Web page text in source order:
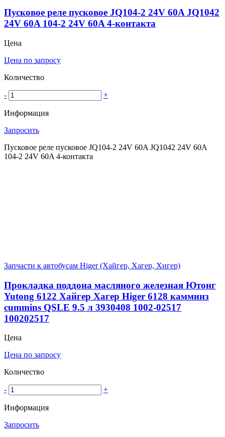
Пусковое реле пусковое JQ104-2 24V 60A JQ1042
24V 60A 104-2 24V 60A 4-контакта
Цена
Цена по запросу
Количество
- +
Информация
Запросить
Пусковое реле пусковое JQ104-2 24V 60A JQ1042 24V 60A
104-2 24V 60A 4-контакта
Запчасти к автобусам Higer (Хайгер, Хагер, Хигер)
Прокладка поддона масляного железная Ютонг
Yutong 6122 Хайгер Хагер Higer 6128 камминз
сummins QSLE 9.5 л 3930408 1002-02517
100202517
Цена
Цена по запросу
Количество
- +
Информация
Запросить